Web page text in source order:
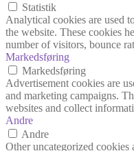
Statistik
Analytical cookies are used
the website. These cookies
number of visitors, bounce
Markedsføring
Markedsføring
Advertisement cookies are
and marketing campaigns.
websites and collect
Andre
Andre
Other uncategorized cookies